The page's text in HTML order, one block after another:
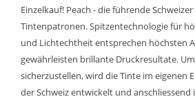
Einzelkauf! Peach - die führende
Tintenpatronen. Spitzentechnologie für
und Lichtechtheit entsprechen höchsten
gewährleisten brillante Druckresultate.
sicherzustellen, wird die Tinte im eigenen
der Schweiz entwickelt und anschliessend